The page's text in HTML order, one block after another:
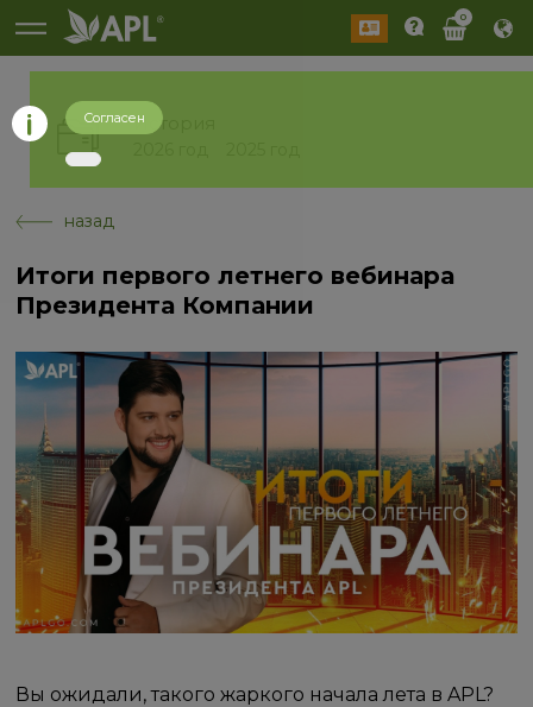
0
История
назад
Итоги первого летнего вебинара
Президента Компании
Вы ожидали, такого жаркого начала лета в APL?
Согласен